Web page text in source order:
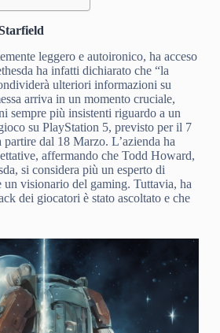
leggero e autoironico, ha acceso
ha infatti dichiarato che “la
ulteriori informazioni su
arriva in un momento cruciale,
sempre più insistenti riguardo a un
su PlayStation 5, previsto per il 7
dal 18 Marzo. L’azienda ha
affermando che Todd Howard,
si considera più un esperto di
un visionario del gaming. Tuttavia, ha
dei giocatori è stato ascoltato e che